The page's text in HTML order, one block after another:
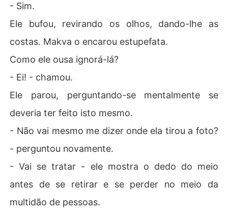
- Sim.
Ele bufou, revirando os olhos, dando-lhe as
costas. Makva o encarou estupefata.
Como ele ousa ignorá-lá?
- Ei! - chamou.
Ele parou, perguntando-se mentalmente se
deveria ter feito isto mesmo.
- Não vai mesmo me dizer onde ela tirou a foto?
- perguntou novamente.
- Vai se tratar - ele mostra o dedo do meio
antes de se retirar e se perder no meio da
multidão de pessoas.